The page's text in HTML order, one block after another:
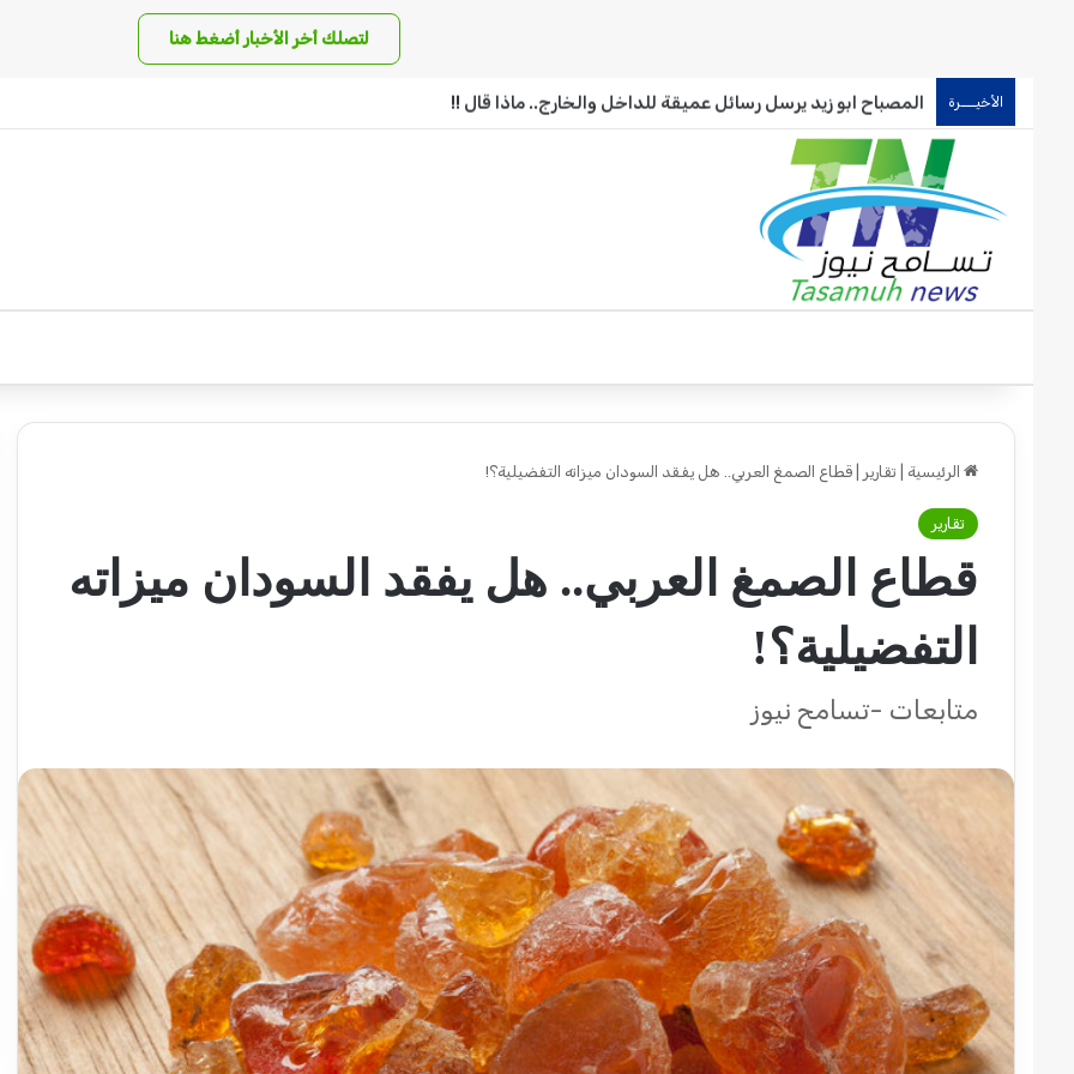
لتصلك أخر الأخبار أضغط هنا
الأخيـــرة المصباح ابو زيد يرسل رسائل عميقة للداخل والخارج.. ماذا قال !!
الرئيسية تقارير قطاع الصمغ العربي.. هل يفقد السودان ميزاته التفضيلية؟!
تقارير
قطاع الصمغ العربي.. هل يفقد السودان ميزاته
التفضيلية؟!
متابعات -تسامح نيوز